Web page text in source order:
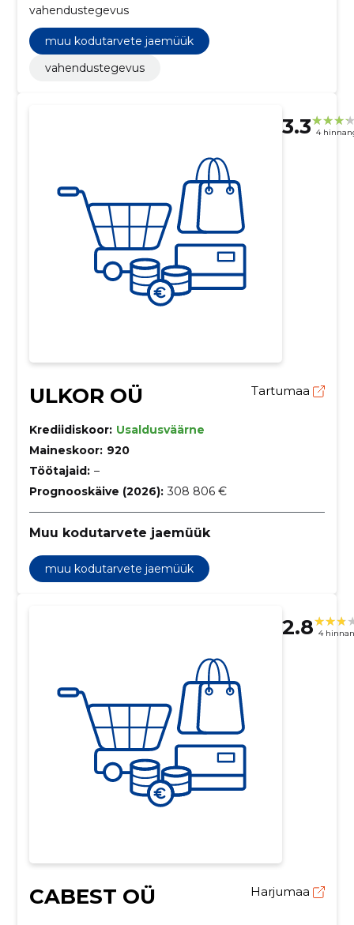
vahendustegevus
muu kodutarvete jaemüük
vahendustegevus
3.3 4
ULKOR OÜ Tartumaa
Krediidiskoor: Usaldusväärne
Maineskoor: 920
Töötajaid: –
Prognooskäive (2026): 308 806 €
Muu kodutarvete jaemüük
muu kodutarvete jaemüük
2.8 4
CABEST OÜ Harjumaa